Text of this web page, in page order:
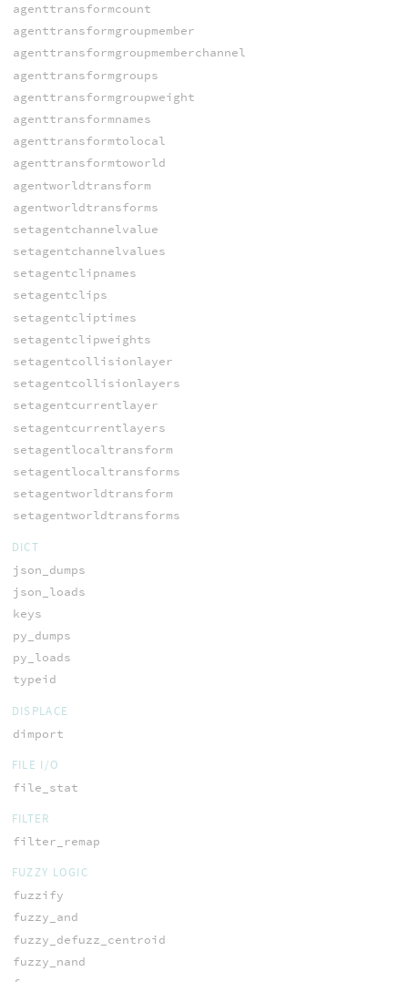
agenttransformcount
agenttransformgroupmember
agenttransformgroupmemberchannel
agenttransformgroups
agenttransformgroupweight
agenttransformnames
agenttransformtolocal
agenttransformtoworld
agentworldtransform
agentworldtransforms
setagentchannelvalue
setagentchannelvalues
setagentclipnames
setagentclips
setagentcliptimes
setagentclipweights
setagentcollisionlayer
setagentcollisionlayers
setagentcurrentlayer
setagentcurrentlayers
setagentlocaltransform
setagentlocaltransforms
setagentworldtransform
setagentworldtransforms
DICT
json_dumps
json_loads
keys
py_dumps
py_loads
typeid
DISPLACE
dimport
FILE I/O
file_stat
FILTER
filter_remap
FUZZY LOGIC
fuzzify
fuzzy_and
fuzzy_defuzz_centroid
fuzzy_nand